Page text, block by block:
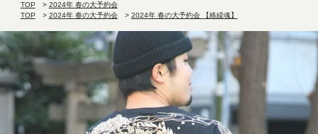
TOP
2024年 春の大予約会
TOP
2024年 春の大予約会 2024年 春の大予約会 【絡繰魂】